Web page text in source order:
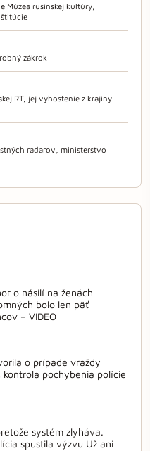
Múzea rusínskej kultúry,
zákrok
RT, jej vyhostenie z krajiny
radarov, ministerstvo
o násilí na ženách
bolo len päť
– VIDEO
o prípade vraždy
kontrola pochybenia polície
systém zlyháva.
spustila výzvu Už ani